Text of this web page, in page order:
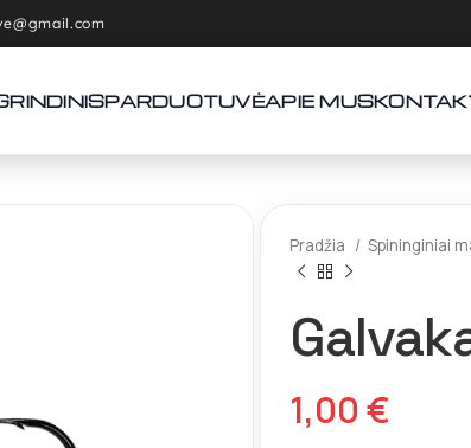
PARDUOTUVĖAPIE MUS
Pradžia Spininginiai
1,00€